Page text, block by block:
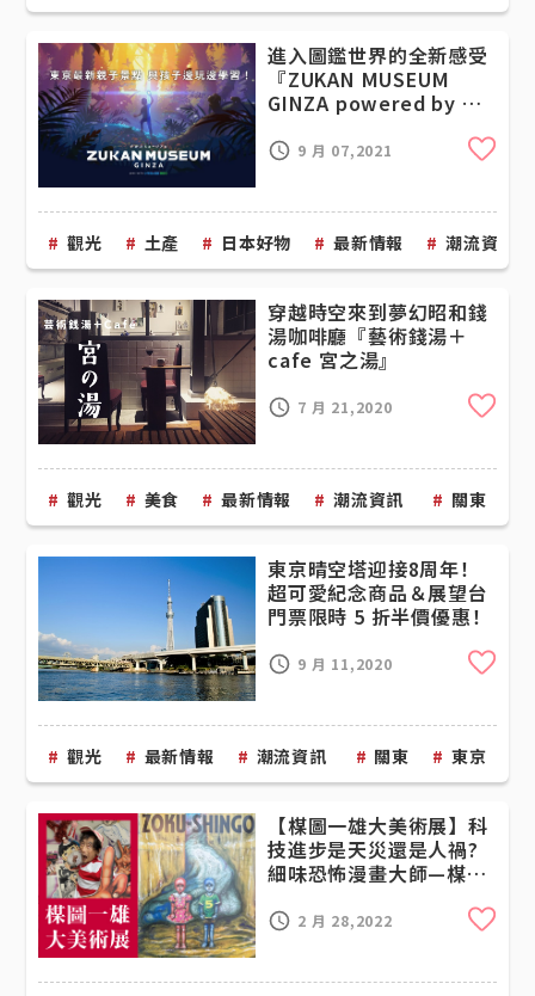
進入圖鑑世界的全新感受
『ZUKAN MUSEUM
GINZA powered by 小
位博物館大公開
9 月 07,2021
觀光 土產 日本好物 最新情報 潮流資訊
穿越時空來到夢幻昭和錢
湯咖啡廳『藝術錢湯＋
cafe 宮之湯』
7 月 21,2020
觀光 美食 最新情報 潮流資訊 關東
東京晴空塔迎接8周年！
超可愛紀念商品＆展望台
門票限時 5 折半價優惠！
9 月 11,2020
觀光 最新情報 潮流資訊 關東 東京
【楳圖一雄大美術展】科
技進步是天災還是人禍?
細味恐怖漫畫大師—楳圖
2 月 28,2022